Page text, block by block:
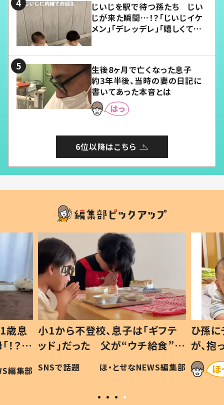
じいじを駅で待つ孫たち じい
じが来た瞬間…！？「じいじイケ
メン」「デレッデレ」「嬉しくて可
生後8ヶ月で亡くなった息子
約3年半後、当時の妻の日記に
書いてあった本音とは
6位以降はこちら
歳息
？」
編集部
小1から不登校、息子は「ギフテ
ッド」だった 父が“ウチ給食”を
作り続ける理由とは #令和の親
#令和の子
SNSで話題 ほ・とせなNEWS編集部
ひ孫
が、
「涙が
い」